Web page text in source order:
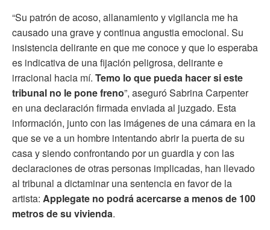
“Su patrón de acoso, allanamiento y vigilancia me ha
causado una grave y continua angustia emocional. Su
insistencia delirante en que me conoce y que lo esperaba
es indicativa de una fijación peligrosa, delirante e
irracional hacia mí. Temo lo que pueda hacer si este
tribunal no le pone freno”, aseguró Sabrina Carpenter
en una declaración firmada enviada al juzgado. Esta
información, junto con las imágenes de una cámara en la
que se ve a un hombre intentando abrir la puerta de su
casa y siendo confrontando por un guardia y con las
declaraciones de otras personas implicadas, han llevado
al tribunal a dictaminar una sentencia en favor de la
artista: Applegate no podrá acercarse a menos de 100
metros de su vivienda.